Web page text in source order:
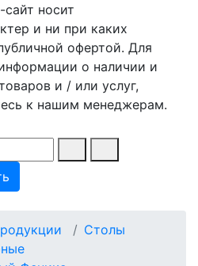
носит
и ни при каких
офертой. Для
о наличии и
и / или услуг,
к нашим менеджерам.
Столы